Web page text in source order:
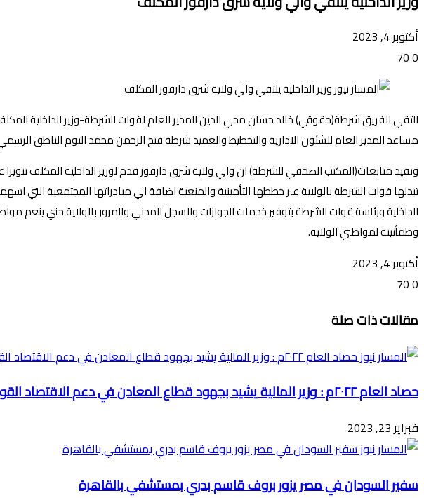
أكتوبر 4, 2023
0
التقي الفريق شرطة(حقوقي) خالد حسان محي الدين المدير العام لقوات الشرطة-وزير الداخلية
مساعد المدير العام للشئون الادارية والتخطيط والعميد شرطة فتح الرحمن محمد التوم الناطق
وتفيد متابعات(المكتب الصحفي للشرطة) ان والي ولاية شرق دارفور قدم لوزير الداخلية المكلف
تبذلها قوات الشرطة بالولاية عبر خططها التأمينية والمنعية اضافة الي مبادراتها المجتمعية التي
الداخلية ورئاسة قوات الشرطة بتوفير خدمات الجوازات والسجل المدني والمرور بالولاية حتي ينعم
وطمأنينة لمواطني الولاية.
أكتوبر 4, 2023
0
عبر
البريد
مقالات ذات صلة
حصاد العام ٢٠٢٢م : وزير المالية يشيد بجهود قطاع المعادن في دعم الاقتصاد القومي
فبراير 23, 2023
سفير السودان في مصر يزور بروف قاسم بدري بمستشفي بالقاهرة